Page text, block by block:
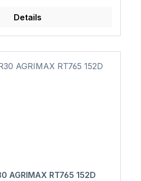
Details
AGRIMAX RT765 152D